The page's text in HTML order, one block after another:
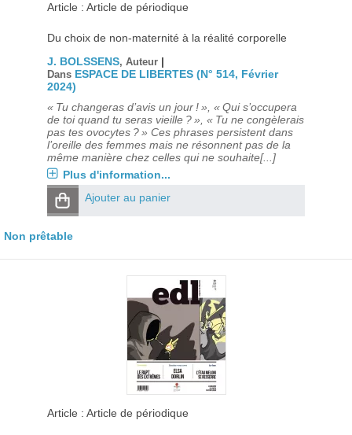
Article : Article de périodique
Du choix de non-maternité à la réalité corporelle
J. BOLSSENS, Auteur |
Dans ESPACE DE LIBERTES (N° 514, Février
2024)
« Tu changeras d’avis un jour ! », « Qui s’occupera
de toi quand tu seras vieille ? », « Tu ne congèlerais
pas tes ovocytes ? » Ces phrases persistent dans
l’oreille des femmes mais ne résonnent pas de la
même manière chez celles qui ne souhaite[...]
Plus d'information...
Ajouter au panier
Non prêtable
Article : Article de périodique